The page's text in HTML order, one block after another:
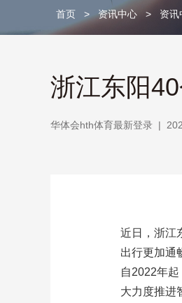
首页 > 资讯中心 > 资讯
浙江东阳
华体会hth体育最新登录 |
近日，浙江
出行更加通
自2022年
大力度推进